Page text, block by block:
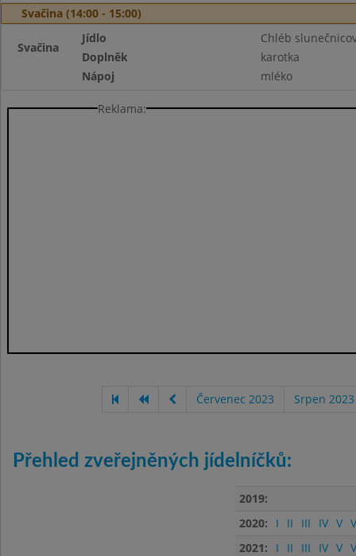
Svačina (14:00 - 15:00)
Svačina
Jídlo
Chléb
Doplněk
karotka
Nápoj
mléko
Reklama:
Červenec 2023 Srpen 2023
Přehled zveřejněných jídelníčků:
2019:
2020:
I II III IV V
2021:
I II III IV V